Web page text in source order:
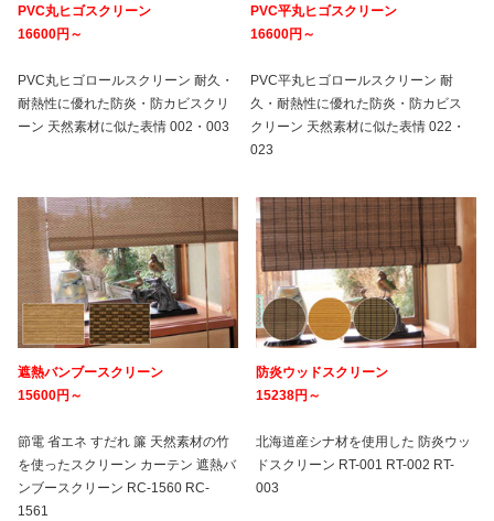
PVC丸ヒゴスクリーン
16600円～
PVC丸ヒゴロールスクリーン 耐久・
耐熱性に優れた防炎・防カビスクリ
ーン 天然素材に似た表情 002・003
PVC平丸ヒゴスクリーン
16600円～
PVC平丸ヒゴロールスクリーン 耐
久・耐熱性に優れた防炎・防カビス
クリーン 天然素材に似た表情 022・
023
遮熱バンブースクリーン
15600円～
節電 省エネ すだれ 簾 天然素材の竹
を使ったスクリーン カーテン 遮熱バ
ンブースクリーン RC-1560 RC-
1561
防炎ウッドスクリーン
15238円～
北海道産シナ材を使用した 防炎ウッ
ドスクリーン RT-001 RT-002 RT-
003